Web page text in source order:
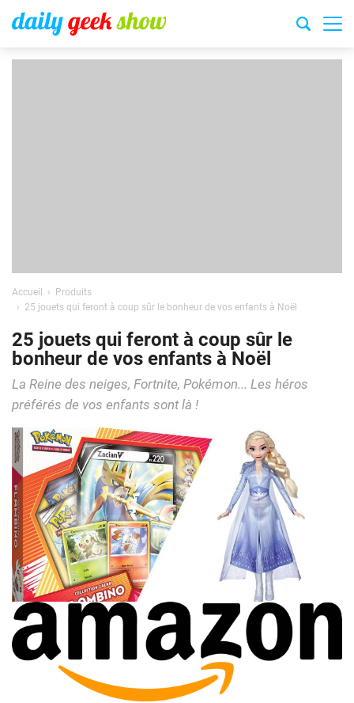
Accueil
Produits
25 jouets qui feront à coup sûr le bonheur de vos enfants à Noël
25 jouets qui feront à coup sûr le
bonheur de vos enfants à Noël
La Reine des neiges, Fortnite, Pokémon... Les héros
préférés de vos enfants sont là !